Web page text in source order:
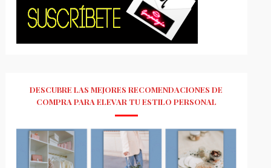
DESCUBRE LAS MEJORES RECOMENDACIONES DE
COMPRA PARA ELEVAR TU ESTILO PERSONAL